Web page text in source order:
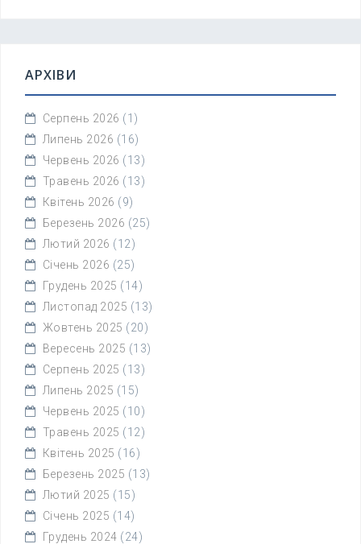
АРХІВИ
Серпень 2026 (1)
Липень 2026 (16)
Червень 2026 (13)
Травень 2026 (13)
Квітень 2026 (9)
Березень 2026 (25)
Лютий 2026 (12)
Січень 2026 (25)
Грудень 2025 (14)
Листопад 2025 (13)
Жовтень 2025 (20)
Вересень 2025 (13)
Серпень 2025 (13)
Липень 2025 (15)
Червень 2025 (10)
Травень 2025 (12)
Квітень 2025 (16)
Березень 2025 (13)
Лютий 2025 (15)
Січень 2025 (14)
Грудень 2024 (24)